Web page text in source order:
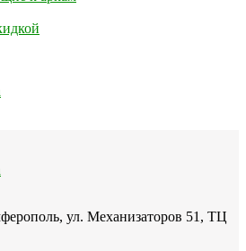
ул. Механизаторов 51, ТЦ